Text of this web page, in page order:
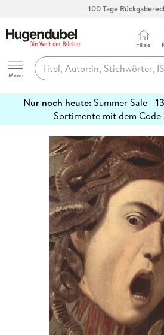
100 Tage
Hugendubel
Menu
Filiale
Nur noch heute: Summer Sale -
Sortimente mit dem Code
erfahren